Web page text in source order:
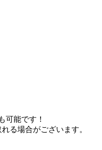
可能です！
る場合がございます。